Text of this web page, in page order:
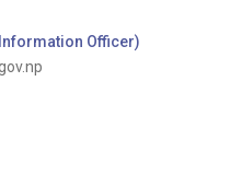
Officer)